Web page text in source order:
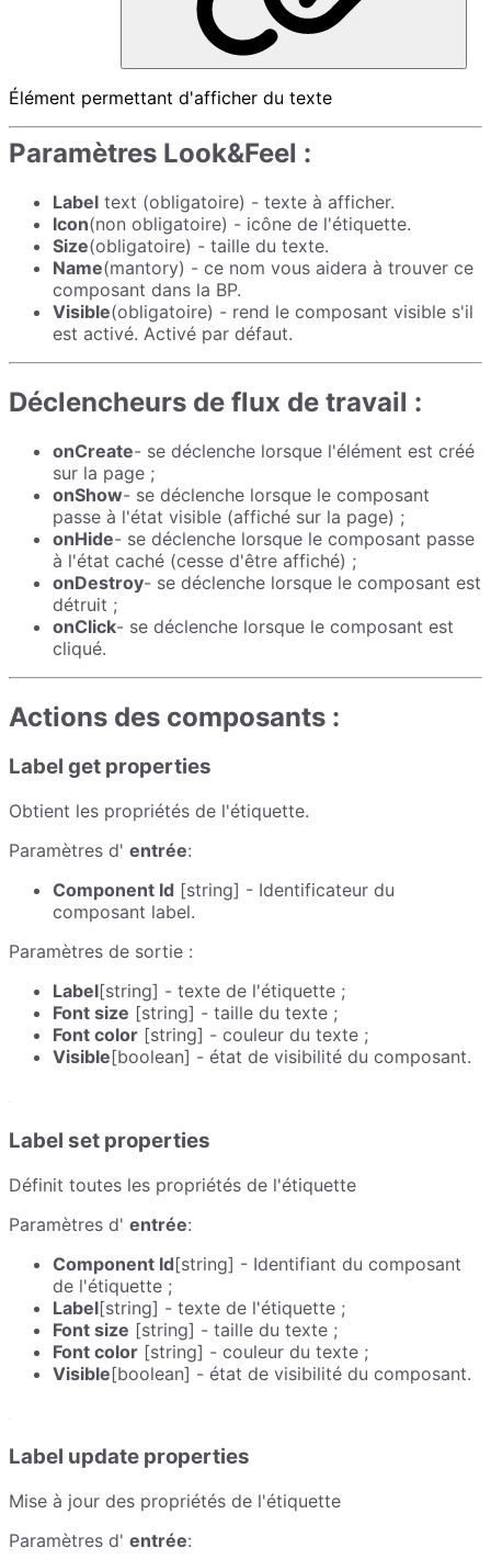
Élément permettant d'afficher du texte
Paramètres Look&Feel :
Label text (obligatoire) - texte à afficher.
Icon(non obligatoire) - icône de l'étiquette.
Size(obligatoire) - taille du texte.
Name(mantory) - ce nom vous aidera à trouver ce
composant dans la BP.
Visible(obligatoire) - rend le composant visible s'il
est activé. Activé par défaut.
Déclencheurs de flux de travail :
onCreate- se déclenche lorsque l'élément est créé
sur la page ;
onShow- se déclenche lorsque le composant
passe à l'état visible (affiché sur la page) ;
onHide- se déclenche lorsque le composant passe
à l'état caché (cesse d'être affiché) ;
onDestroy- se déclenche lorsque le composant est
détruit ;
onClick- se déclenche lorsque le composant est
cliqué.
Actions des composants :
Label get properties
Obtient les propriétés de l'étiquette.
Paramètres d' entrée:
Component Id [string] - Identificateur du
composant label.
Paramètres de sortie :
Label[string] - texte de l'étiquette ;
Font size [string] - taille du texte ;
Font color [string] - couleur du texte ;
Visible[boolean] - état de visibilité du composant.
Label set properties
Définit toutes les propriétés de l'étiquette
Paramètres d' entrée:
Component Id[string] - Identifiant du composant
de l'étiquette ;
Label[string] - texte de l'étiquette ;
Font size [string] - taille du texte ;
Font color [string] - couleur du texte ;
Visible[boolean] - état de visibilité du composant.
Label update properties
Mise à jour des propriétés de l'étiquette
Paramètres d' entrée: